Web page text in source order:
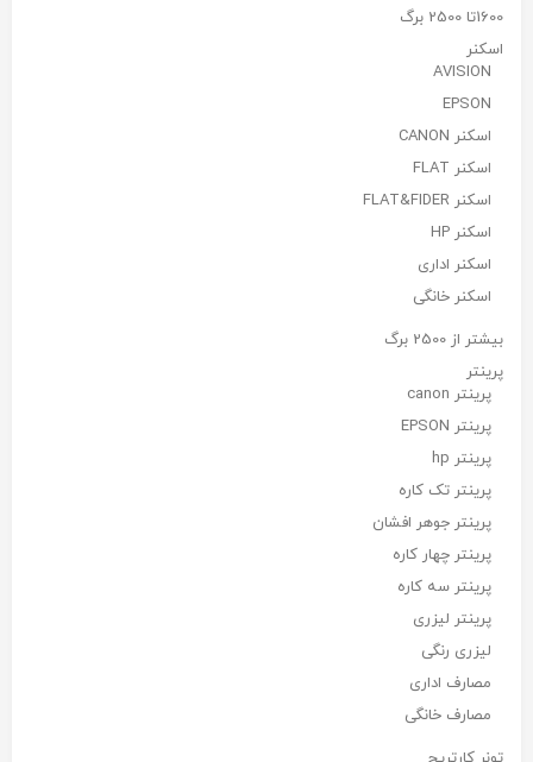
1600تا 2500 برگ
اسکنر
AVISION
EPSON
اسکنر CANON
اسکنر FLAT
اسکنر FLAT&FIDER
اسکنر HP
اسکنر اداری
اسکنر خانگی
بیشتر از 2500 برگ
پرینتر
پرینتر canon
پرینتر EPSON
پرینتر hp
پرینتر تک کاره
پرینتر جوهر افشان
پرینتر چهار کاره
پرینتر سه کاره
پرینتر لیزری
لیزری رنگی
مصارف اداری
مصارف خانگی